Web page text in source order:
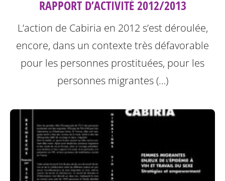
RAPPORT D’ACTIVITÉ 2012/2013
L’action de Cabiria en 2012 s’est déroulée,
encore, dans un contexte très défavorable
pour les personnes prostituées, pour les
personnes migrantes (…)